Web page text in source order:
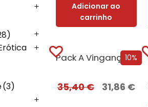
(3)
Adicionar ao
carrinho
10%
Pack A Vingança Serve-se Fria
35,40€ 31,86 €